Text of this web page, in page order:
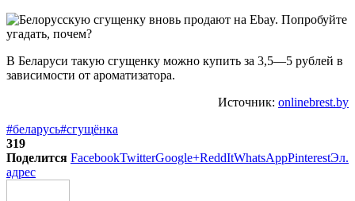
В Беларуси такую сгущенку можно купить за 3,5—5 рублей в
зависимости от ароматизатора.
Источник: onlinebrest.by
#беларусь#сгущёнка
319
Поделится FacebookTwitterGoogle+ReddItWhatsAppPinterestЭл.
адрес